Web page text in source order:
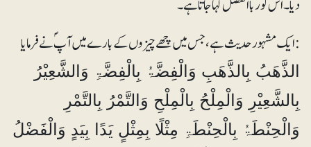
دیا۔ اس کو ربا الفضل کہا جاتا ہے۔
:ایک مشہور حدیث ہے، جس میں چھے چیزوں کے بارے میں آپؐ نے فرمایا
الذَّھَبُ بِالذَّھَبِ وَالْفِضَّۃُ بِالْفِضَّۃِ وَالشَّعِیْرُ
بِالشَّعِیْرِ وَالْمِلْحُ بِالْمِلْحِ وَالتَّمْرُ بِالتَّمْرِ
وَالْحِنْطَۃُ بِالْحِنْطَۃِ مِثْلًا بِمِثْلٍ یَدًا بِیَدٍ وَالْفَضْلُ